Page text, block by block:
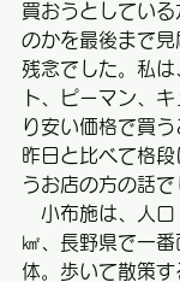
買おうとしてい
のかを最後まで
残念でした。私
ト、ピーマン、
り安い価格で買う
昨日と比べて格
うお店の方の話で
小布施は、人口
㎢、長野県で一
体。歩いて散策す